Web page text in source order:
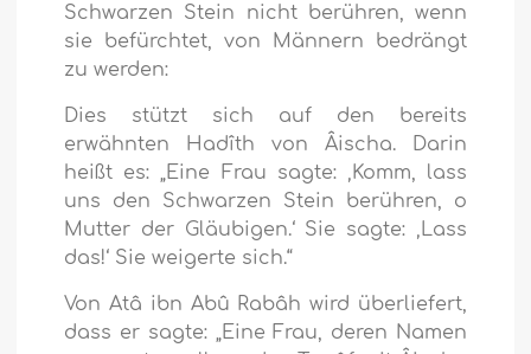
Schwarzen Stein nicht berühren, wenn
sie befürchtet, von Männern bedrängt
zu werden:
Dies stützt sich auf den bereits
erwähnten Hadîth von Âischa. Darin
heißt es: „Eine Frau sagte: ‚Komm, lass
uns den Schwarzen Stein berühren, o
Mutter der Gläubigen.‘ Sie sagte: ‚Lass
das!‘ Sie weigerte sich.“
Von Atâ ibn Abû Rabâh wird überliefert,
dass er sagte: „Eine Frau, deren Namen